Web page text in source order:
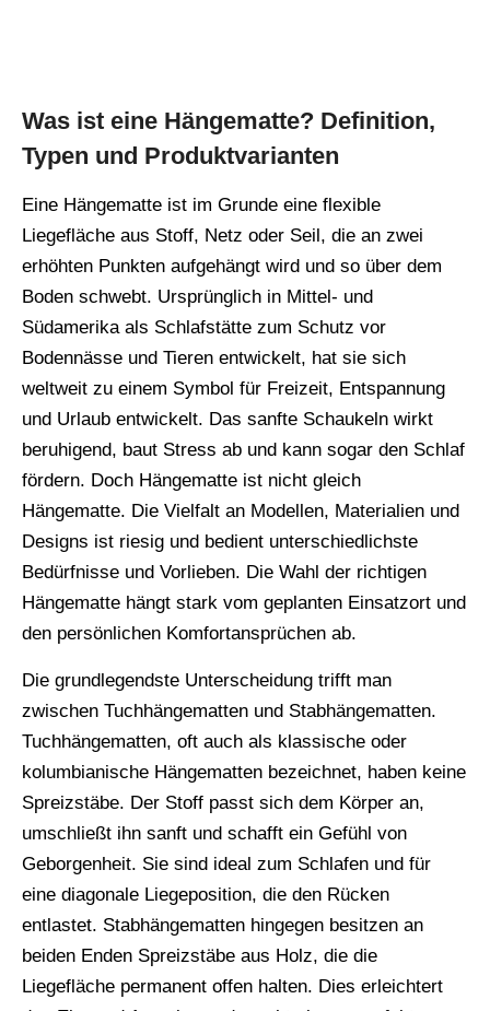
Was ist eine Hängematte? Definition,
Typen und Produktvarianten
Eine Hängematte ist im Grunde eine flexible
Liegefläche aus Stoff, Netz oder Seil, die an zwei
erhöhten Punkten aufgehängt wird und so über dem
Boden schwebt. Ursprünglich in Mittel- und
Südamerika als Schlafstätte zum Schutz vor
Bodennässe und Tieren entwickelt, hat sie sich
weltweit zu einem Symbol für Freizeit, Entspannung
und Urlaub entwickelt. Das sanfte Schaukeln wirkt
beruhigend, baut Stress ab und kann sogar den Schlaf
fördern. Doch Hängematte ist nicht gleich
Hängematte. Die Vielfalt an Modellen, Materialien und
Designs ist riesig und bedient unterschiedlichste
Bedürfnisse und Vorlieben. Die Wahl der richtigen
Hängematte hängt stark vom geplanten Einsatzort und
den persönlichen Komfortansprüchen ab.
Die grundlegendste Unterscheidung trifft man
zwischen Tuchhängematten und Stabhängematten.
Tuchhängematten, oft auch als klassische oder
kolumbianische Hängematten bezeichnet, haben keine
Spreizstäbe. Der Stoff passt sich dem Körper an,
umschließt ihn sanft und schafft ein Gefühl von
Geborgenheit. Sie sind ideal zum Schlafen und für
eine diagonale Liegeposition, die den Rücken
entlastet. Stabhängematten hingegen besitzen an
beiden Enden Spreizstäbe aus Holz, die die
Liegefläche permanent offen halten. Dies erleichtert